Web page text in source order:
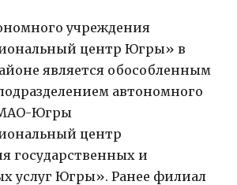
учреждения
центр Югры» в
является обособленным
автономного
Югры
центр
государственных и
услуг Югры». Ранее филиал